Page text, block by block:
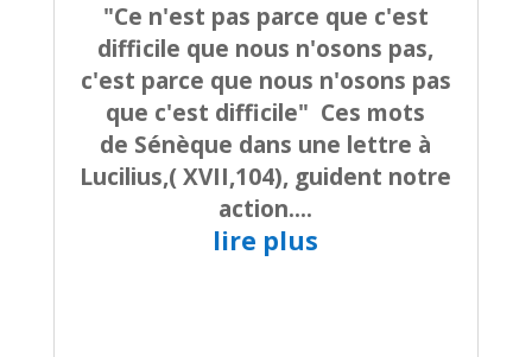
"Ce n'est pas parce que c'est
difficile que nous n'osons pas,
c'est parce que nous n'osons pas
que c'est difficile" Ces mots
de Sénèque dans une lettre à
Lucilius,( XVII,104), guident notre
action....
lire plus